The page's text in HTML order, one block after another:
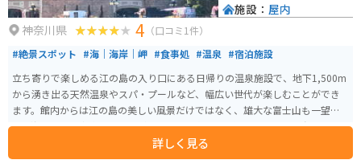
神奈川県 4 （口コミ1件）
#絶景スポット #海｜海岸｜岬 #食事処 #温泉 #宿泊施設
立ち寄りで楽しめる江の島の入り口にある日帰りの温泉施設で、地下1,500m
から湧き出る天然温泉やスパ・プールなど、幅広い世代が楽しむことができ
ます。館内からは江の島の美しい風景だけではなく、雄大な富士山も一望で
き、海と山を両方楽しむことができます。宿泊も可能なので、江の島で一日過
詳しく見る
施設： 屋内